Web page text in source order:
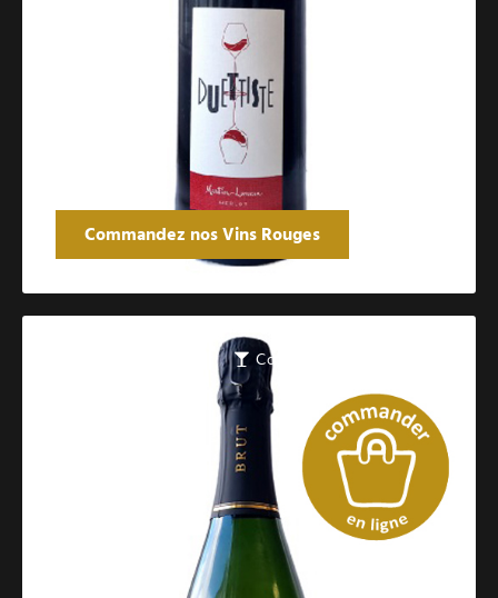
Commandez nos Vins Rouges
Catalogue des vins pétillants